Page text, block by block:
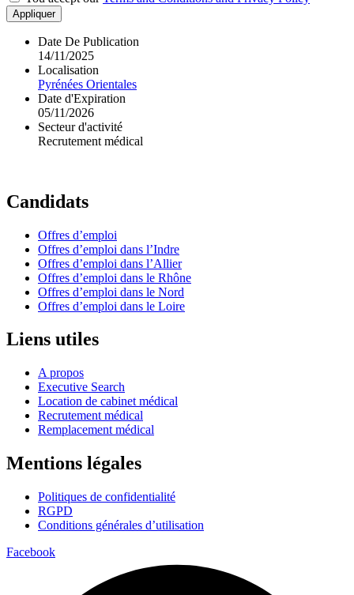
Appliquer
Date De Publication
14/11/2025
Localisation
Pyrénées Orientales
Date d'Expiration
05/11/2026
Secteur d'activité
Recrutement médical
Candidats
Offres d’emploi
Offres d’emploi dans l’Indre
Offres d’emploi dans l’Allier
Offres d’emploi dans le Rhône
Offres d’emploi dans le Nord
Offres d’emploi dans le Loire
Liens utiles
A propos
Executive Search
Location de cabinet médical
Recrutement médical
Remplacement médical
Mentions légales
Politiques de confidentialité
RGPD
Conditions générales d’utilisation
Facebook